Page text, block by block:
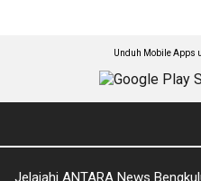
Unduh Mobile Apps
Jelajahi ANTARA News